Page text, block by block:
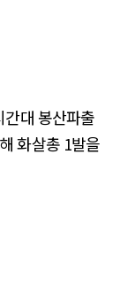
간대 봉산파출
화살총 1발을